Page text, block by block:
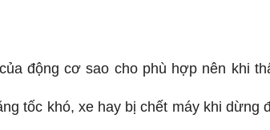
động cơ sao cho phù hợp nên khi
tốc khó, xe hay bị chết máy khi dừng